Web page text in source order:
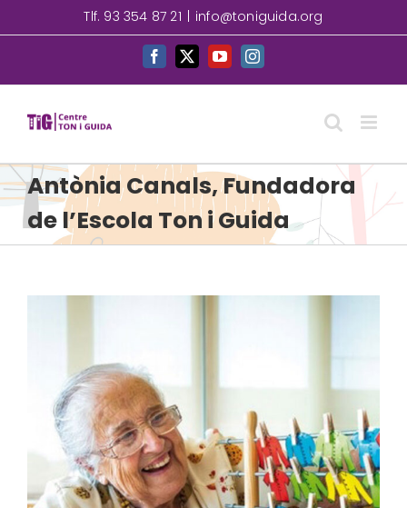
to
Tlf. 93 354 87 21 info@toniguida.org
Facebook
X YouTubeInstagram
Antònia Canals, Fundadora
de l’Escola Ton i Guida